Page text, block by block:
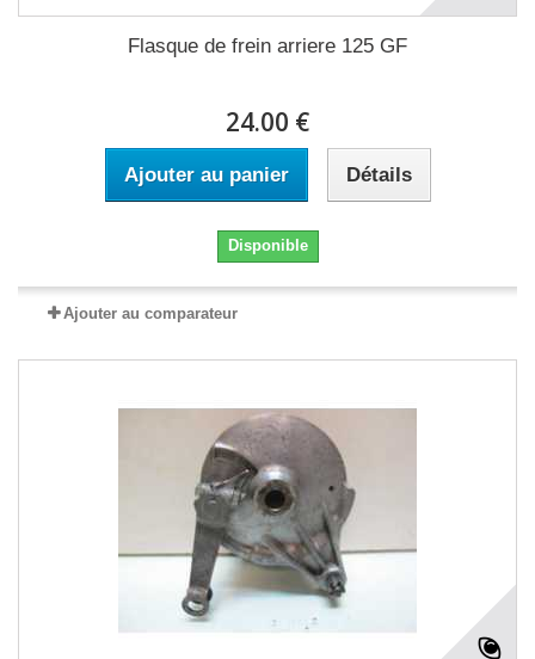
Flasque de frein arriere 125 GF
24.00 €
Ajouter au panier Détails
Disponible
Ajouter au comparateur